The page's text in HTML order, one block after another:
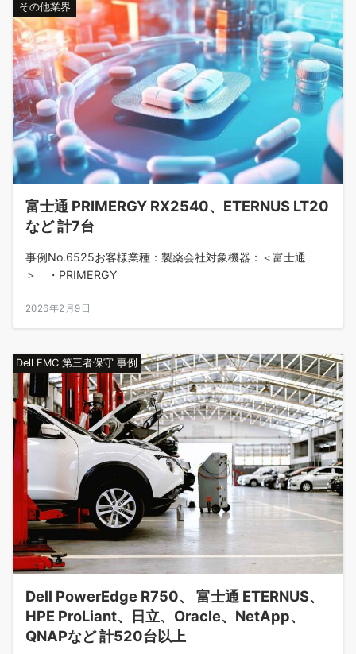
その他業界
富士通 PRIMERGY RX2540、ETERNUS LT20
など 計7台
事例No.6525お客様業種：製薬会社対象機器：＜富士通
＞ ・PRIMERGY
2026年2月9日
Dell EMC 第三者保守 事例
Dell PowerEdge R750、 富士通 ETERNUS、
HPE ProLiant、日立、Oracle、NetApp、
QNAPなど 計520台以上